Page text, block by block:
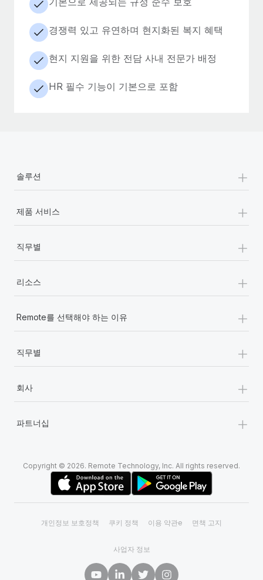
경쟁력 있고 유연하며 현지화된 복지 혜택
현지 지원을 위한 전담 사내 전문가 배정
HR 필수 기능이 기본으로 포함
솔루션 +
제품 서비스 +
직무별 +
리소스 +
Remote를 선택해야 하는 이유 +
직무별 +
회사 +
파트너십 +
Copyright © 2026. Remote Technology, Inc. All rights reserved.
개인정보 보호정책 쿠키 정책 이용 약관e 면책 고지
사업자 정보